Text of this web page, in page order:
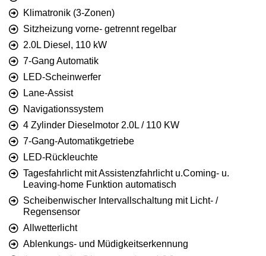
Klimatronik (3-Zonen)
Sitzheizung vorne- getrennt regelbar
2.0L Diesel, 110 kW
7-Gang Automatik
LED-Scheinwerfer
Lane-Assist
Navigationssystem
4 Zylinder Dieselmotor 2.0L / 110 KW
7-Gang-Automatikgetriebe
LED-Rückleuchte
Tagesfahrlicht mit Assistenzfahrlicht u.Coming- u.
Leaving-home Funktion automatisch
Scheibenwischer Intervallschaltung mit Licht- /
Regensensor
Allwetterlicht
Ablenkungs- und Müdigkeitserkennung